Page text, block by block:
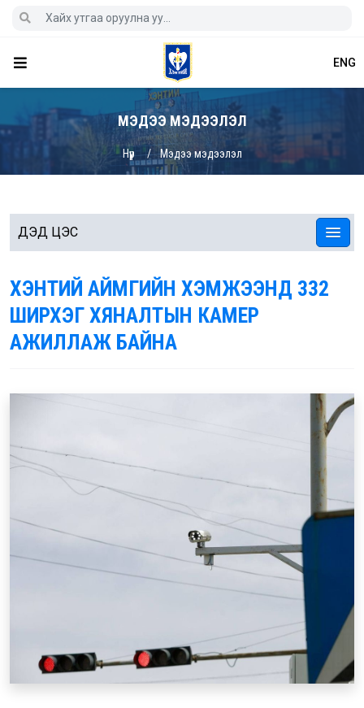
ENG
МЭДЭЭ МЭДЭЭЛЭЛ
Нүүр Мэдээ мэдээлэл
ДЭД ЦЭС
ХЭНТИЙ АЙМГИЙН ХЭМЖЭЭНД 332
ШИРХЭГ ХЯНАЛТЫН КАМЕР
АЖИЛЛАЖ БАЙНА